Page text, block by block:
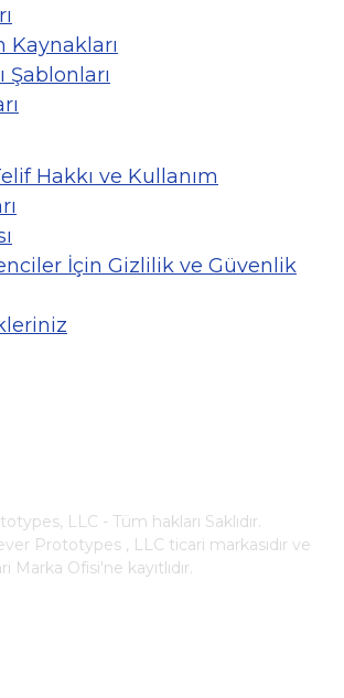
Şablonları
Hakkı ve Kullanım
İçin Gizlilik ve Güvenlik
LLC - Tüm hakları Saklıdır.
Prototypes , LLC ticari markasıdır ve
Ofisi'ne kayıtlıdır.